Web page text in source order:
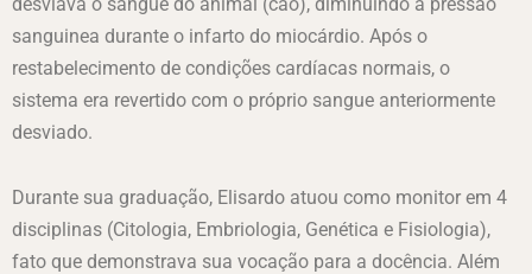
sanguinea durante o infarto do miocárdio. Após o
restabelecimento de condições cardíacas normais, o
sistema era revertido com o próprio sangue anteriormente
desviado.
Durante sua graduação, Elisardo atuou como monitor em 4
disciplinas (Citologia, Embriologia, Genética e Fisiologia),
fato que demonstrava sua vocação para a docência. Além